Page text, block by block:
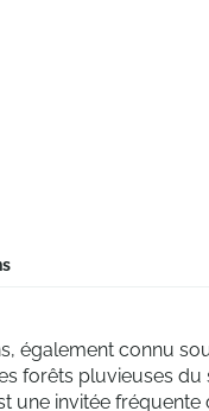
également connu
forêts pluvieuses
une invitée